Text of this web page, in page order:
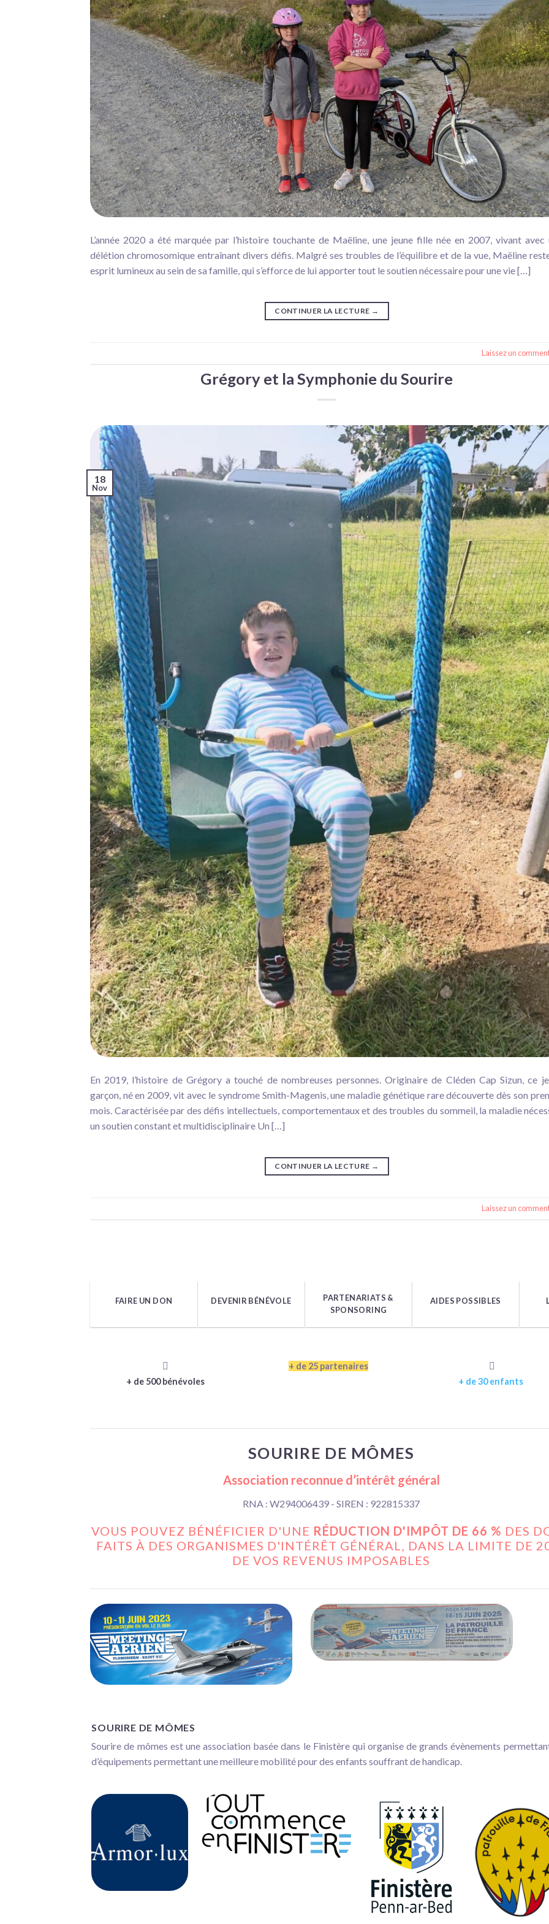
L’année 2020 a été marquée par l’histoire touchante de Maëline, une jeune fille née en 2007, vivant avec
délétion chromosomique entraînant divers défis. Malgré ses troubles de l’équilibre et de la vue, Maëline
esprit lumineux au sein de sa famille, qui s’efforce de lui apporter tout le soutien nécessaire pour une vie […]
CONTINUER LA LECTURE →
Laissez un
Grégory et la Symphonie du Sourire
18
Nov
En 2019, l’histoire de Grégory a touché de nombreuses personnes. Originaire de Cléden Cap Sizun, ce
garçon, né en 2009, vit avec le syndrome Smith-Magenis, une maladie génétique rare découverte dès son
mois. Caractérisée par des défis intellectuels, comportementaux et des troubles du sommeil, la maladie
un soutien constant et multidisciplinaire Un […]
CONTINUER LA LECTURE →
Laissez un
FAIRE UN DON DEVENIR BÉNÉVOLE
PARTENARIATS &
SPONSORING
AIDES POSSIBLES
+ de 500 bénévoles
+ de 25 partenaires
+ de 30 enfants
SOURIRE DE MÔMES
Association reconnue d’intérêt général
RNA : W294006439 - SIREN : 922815337
VOUS POUVEZ BÉNÉFICIER D'UNE RÉDUCTION D'IMPÔT DE 66 % DES
FAITS À DES ORGANISMES D'INTÉRÊT GÉNÉRAL, DANS LA LIMITE DE
DE VOS REVENUS IMPOSABLES
SOURIRE DE MÔMES
Sourire de mômes est une association basée dans le Finistère qui organise de grands évènements
d’équipements permettant une meilleure mobilité pour des enfants souffrant de handicap.